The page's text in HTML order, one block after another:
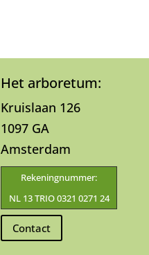
Het arboretum:
Kruislaan 126
1097 GA
Amsterdam
Rekeningnummer:
NL 13 TRIO 0321 0271 24
Contact